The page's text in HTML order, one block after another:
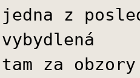
jedna z
vybydlená
tam za obzory